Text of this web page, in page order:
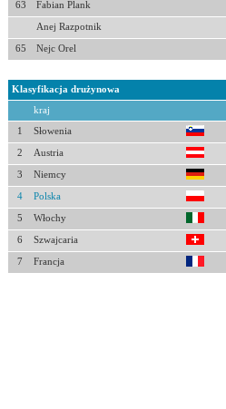
63 Fabian Plank
Anej Razpotnik
65 Nejc Orel
Klasyfikacja drużynowa
kraj
1 Słowenia
2 Austria
3 Niemcy
4 Polska
5 Włochy
6 Szwajcaria
7 Francja